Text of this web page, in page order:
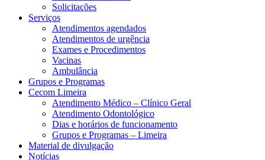
Solicitações
Serviços
Atendimentos agendados
Atendimentos de urgência
Exames e Procedimentos
Vacinas
Ambulância
Grupos e Programas
Cecom Limeira
Atendimento Médico – Clínico Geral
Atendimento Odontológico
Dias e horários de funcionamento
Grupos e Programas – Limeira
Material de divulgação
Notícias